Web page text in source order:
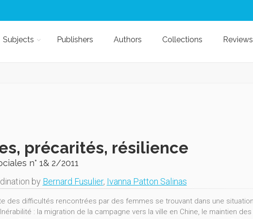
Subjects Publishers Authors Collections Reviews
précarités, résilience
n° 1& 2/2011
by Bernard Fusulier, Ivanna Patton Salinas
des difficultés rencontrées par des femmes se trouvant dans une
: la migration de la campagne vers la ville en Chine, le maintien